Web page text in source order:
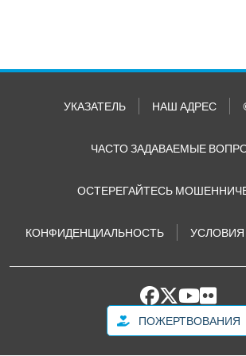
УКАЗАТЕЛЬ НАШ АДРЕС
ЧАСТО ЗАДАВАЕМЫЕ
ОСТЕРЕГАЙТЕСЬ
КОНФИДЕНЦИАЛЬНОСТЬ
ПОЖЕРТВОВАНИЯ